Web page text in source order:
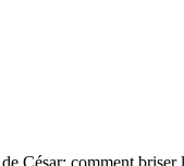
César: comment briser